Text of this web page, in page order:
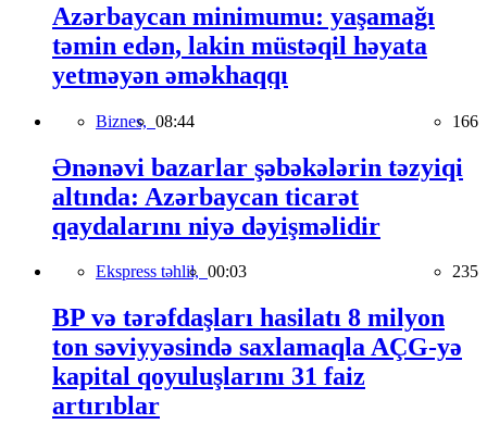
Azərbaycan minimumu: yaşamağı
təmin edən, lakin müstəqil həyata
yetməyən əməkhaqqı
Biznes, 08:44 166
Ənənəvi bazarlar şəbəkələrin təzyiqi
altında: Azərbaycan ticarət
qaydalarını niyə dəyişməlidir
Ekspress təhlil, 00:03 235
BP və tərəfdaşları hasilatı 8 milyon
ton səviyyəsində saxlamaqla AÇG-yə
kapital qoyuluşlarını 31 faiz
artırıblar